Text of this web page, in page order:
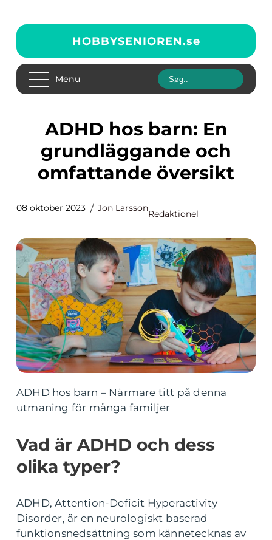
HOBBYSENIOREN.se
Menu
ADHD hos barn: En
grundläggande och
omfattande översikt
08 oktober 2023 Jon Larsson
Redaktionel
ADHD hos barn – Närmare titt på denna
utmaning för många familjer
Vad är ADHD och dess
olika typer?
ADHD, Attention-Deficit Hyperactivity
Disorder, är en neurologiskt baserad
funktionsnedsättning som kännetecknas av